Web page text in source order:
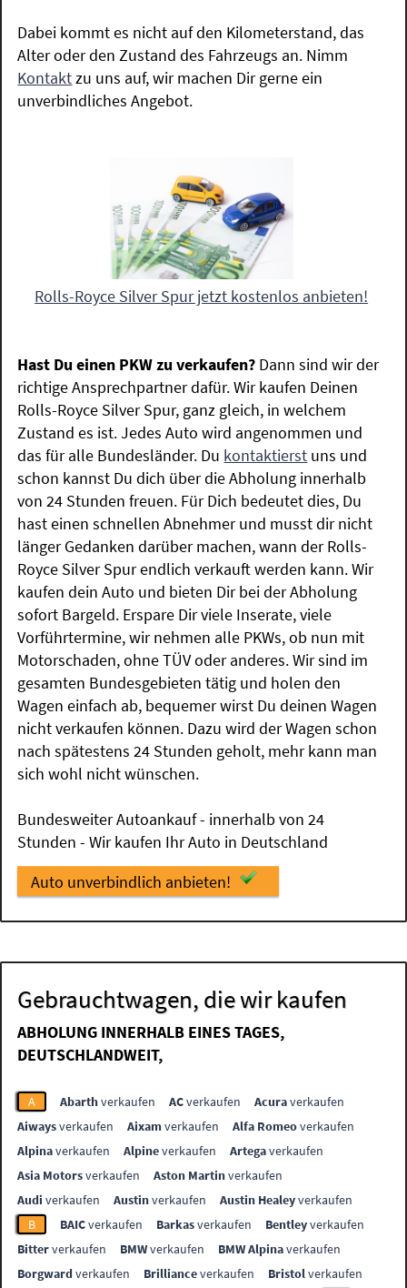
Dabei kommt es nicht auf den Kilometerstand, das
Alter oder den Zustand des Fahrzeugs an. Nimm
Kontaktzu uns auf, wir machen Dir gerne ein
unverbindliches Angebot.
Rolls-Royce Silver Spur jetzt kostenlos anbieten!
Hast Du einen PKW zu verkaufen? Dann sind wir der
richtige Ansprechpartner dafür. Wir kaufen Deinen
Rolls-Royce Silver Spur, ganz gleich, in welchem
Zustand es ist. Jedes Auto wird angenommen und
das für alle Bundesländer. Du kontaktierst uns und
schon kannst Du dich über die Abholung innerhalb
von 24 Stunden freuen. Für Dich bedeutet dies, Du
hast einen schnellen Abnehmer und musst dir nicht
länger Gedanken darüber machen, wann der Rolls-
Royce Silver Spur endlich verkauft werden kann. Wir
kaufen dein Auto und bieten Dir bei der Abholung
sofort Bargeld. Erspare Dir viele Inserate, viele
Vorführtermine, wir nehmen alle PKWs, ob nun mit
Motorschaden, ohne TÜV oder anderes. Wir sind im
gesamten Bundesgebieten tätig und holen den
Wagen einfach ab, bequemer wirst Du deinen Wagen
nicht verkaufen können. Dazu wird der Wagen schon
nach spätestens 24 Stunden geholt, mehr kann man
sich wohl nicht wünschen.
Bundesweiter Autoankauf - innerhalb von 24
Stunden - Wir kaufen Ihr Auto in Deutschland
Auto unverbindlich anbieten!
Gebrauchtwagen, die wir kaufen
ABHOLUNG INNERHALB EINES TAGES,
DEUTSCHLANDWEIT,
A Abarthverkaufen ACverkaufen Acuraverkaufen
Aiwaysverkaufen Aixamverkaufen Alfa Romeoverkaufen
Alpinaverkaufen Alpineverkaufen Artegaverkaufen
Asia Motorsverkaufen Aston Martinverkaufen
Audi verkaufen Austinverkaufen Austin Healeyverkaufen
B
BAICverkaufen Barkasverkaufen Bentleyverkaufen
Bitterverkaufen BMWverkaufen BMW Alpinaverkaufen
Borgwardverkaufen Brillianceverkaufen Bristolverkaufen